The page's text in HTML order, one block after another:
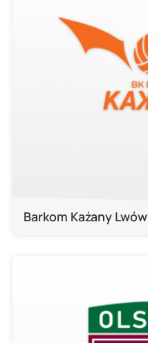
Barkom Każany Lwów